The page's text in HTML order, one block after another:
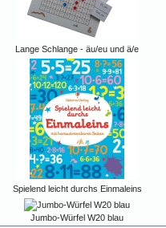
Lange Schlange - äu/eu und ä/e
Spielend leicht durchs Einmaleins
Jumbo-Würfel W20 blau